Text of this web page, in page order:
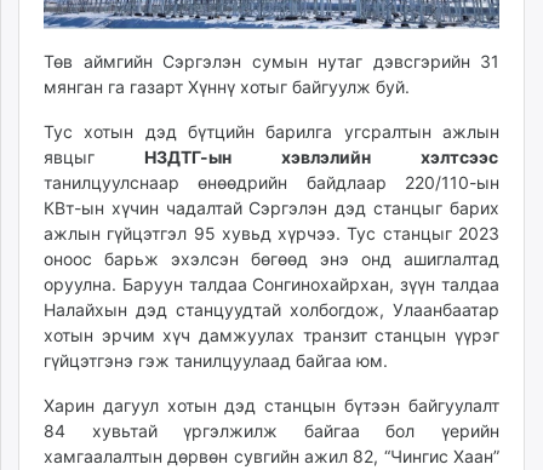
zuv.mn
ugluu.mn
unen.mn
asu.mn
shudarga.mn
shuurhai.mn
unuudur.mn
isee.mn
mglradio.com
fact.mn
tumen.mn
shuum.mn
Төв аймгийн Сэргэлэн сумын нутаг дэвсгэрийн 31
мянган га газарт Хүннү хотыг байгуулж буй.
Тус хотын дэд бүтцийн барилга угсралтын ажлын
явцыг НЗДТГ-ын хэвлэлийн хэлтсээс
танилцуулснаар өнөөдрийн байдлаар 220/110-ын
КВт-ын хүчин чадалтай Сэргэлэн дэд станцыг барих
ажлын гүйцэтгэл 95 хувьд хүрчээ. Тус станцыг 2023
оноос барьж эхэлсэн бөгөөд энэ онд ашиглалтад
оруулна. Баруун талдаа Сонгинохайрхан, зүүн талдаа
Налайхын дэд станцуудтай холбогдож, Улаанбаатар
хотын эрчим хүч дамжуулах транзит станцын үүрэг
гүйцэтгэнэ гэж танилцуулаад байгаа юм.
Харин дагуул хотын дэд станцын бүтээн байгуулалт
84 хувьтай үргэлжилж байгаа бол үерийн
хамгаалалтын дөрвөн сувгийн ажил 82, “Чингис Хаан”